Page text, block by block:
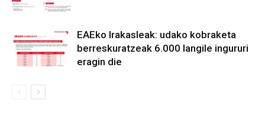
EAEko Irakasleak: udako kobraketa
berreskuratzeak 6.000 langile ingururi
eragin die